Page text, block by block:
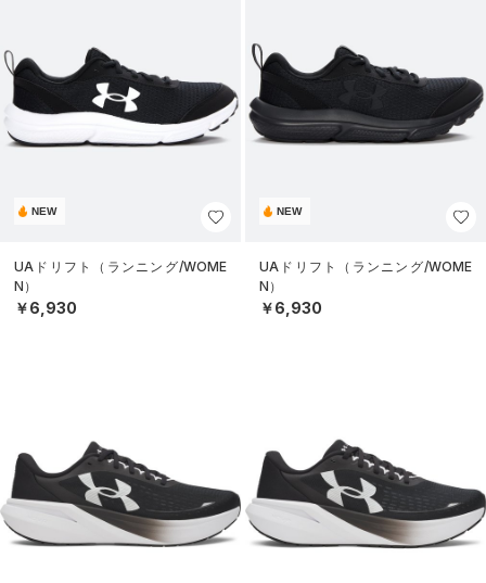
NEW
UAドリフト（ランニング/WOME
N）
￥6,930
NEW
UAドリフト（ランニング/WOME
N）
￥6,930